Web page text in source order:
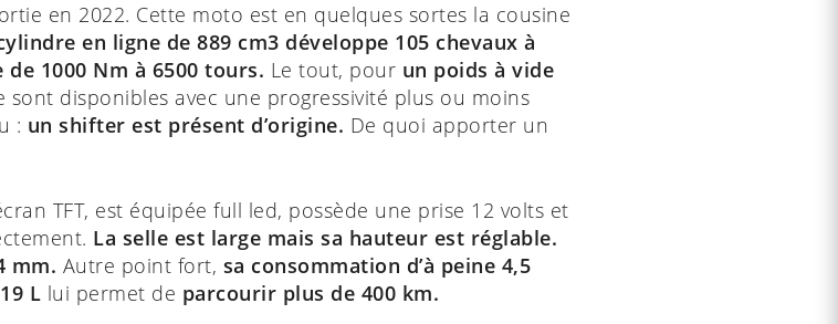
en 2022. Cette moto est en quelques sortes la cousine
en ligne de 889 cm3 développe 105 chevaux à
1000 Nm à 6500 tours. Le tout, pour un poids à vide
sont disponibles avec une progressivité plus ou moins
: un shifter est présent d’origine. De quoi apporter un
TFT, est équipée full led, possède une prise 12 volts et
La selle est large mais sa hauteur est réglable.
mm. Autre point fort, sa consommation d’à peine 4,5
L lui permet de parcourir plus de 400 km.